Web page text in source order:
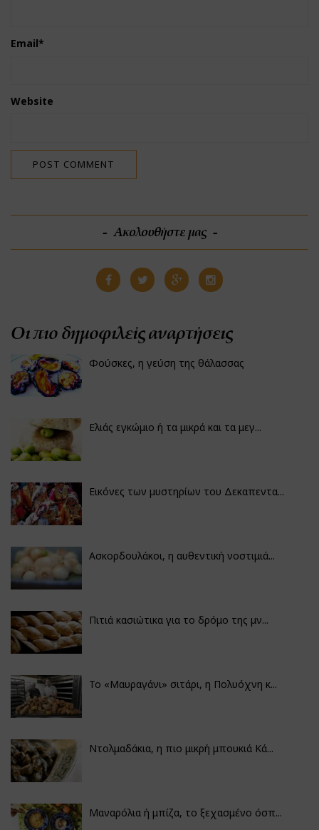
Email*
Website
Ακολουθήστε μας
Οι πιο δημοφιλείς αναρτήσεις
Φούσκες, η γεύση της θάλασσας
Ελιάς εγκώμιο ή τα μικρά και τα μεγ...
Εικόνες των μυστηρίων του Δεκαπεντα...
Ασκορδουλάκοι, η αυθεντική νοστιμιά...
Πιτιά κασιώτικα για το δρόμο της μν...
Το «Μαυραγάνι» σιτάρι, η Πολυόχνη κ...
Ντολμαδάκια, η πιο μικρή μπουκιά Κά...
Μαναρόλια ή μπίζα, το ξεχασμένο όσπ...